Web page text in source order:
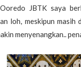
JBTK saya
loh, meskipun
menyenangkan..